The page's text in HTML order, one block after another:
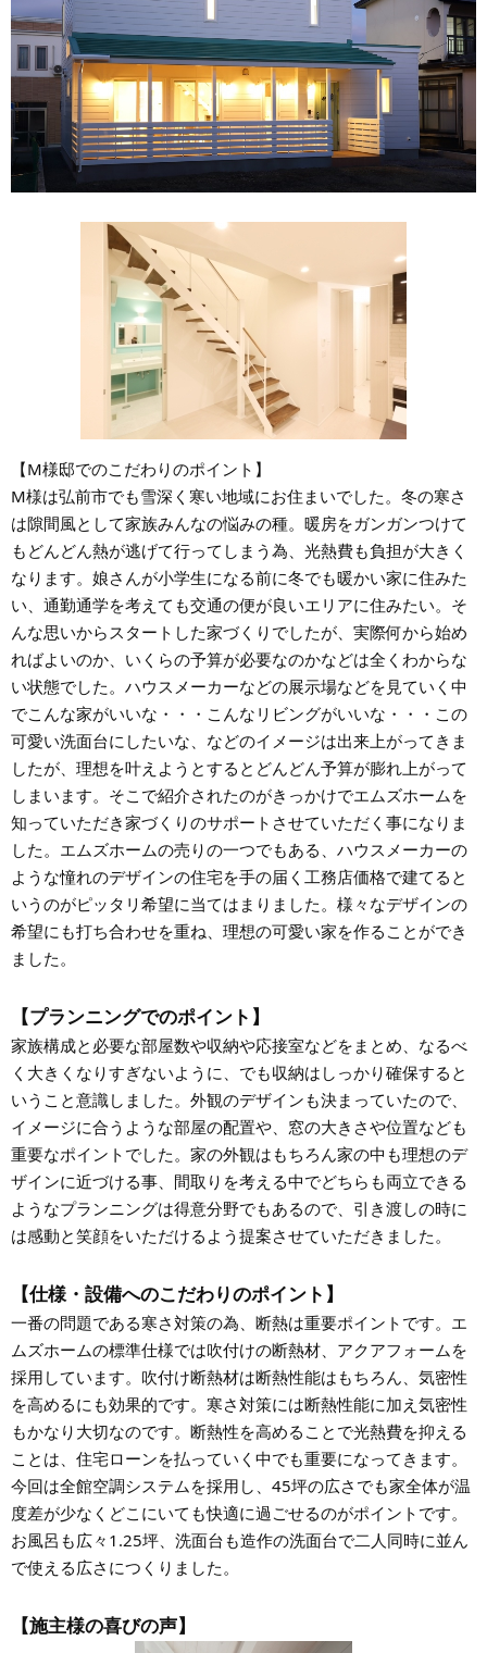
【M様邸でのこだわりのポイント】
M様は弘前市でも雪深く寒い地域にお住まいでした。冬の寒さ
は隙間風として家族みんなの悩みの種。暖房をガンガンつけて
もどんどん熱が逃げて行ってしまう為、光熱費も負担が大きく
なります。娘さんが小学生になる前に冬でも暖かい家に住みた
い、通勤通学を考えても交通の便が良いエリアに住みたい。そ
んな思いからスタートした家づくりでしたが、実際何から始め
ればよいのか、いくらの予算が必要なのかなどは全くわからな
い状態でした。ハウスメーカーなどの展示場などを見ていく中
でこんな家がいいな・・・こんなリビングがいいな・・・この
可愛い洗面台にしたいな、などのイメージは出来上がってきま
したが、理想を叶えようとするとどんどん予算が膨れ上がって
しまいます。そこで紹介されたのがきっかけでエムズホームを
知っていただき家づくりのサポートさせていただく事になりま
した。エムズホームの売りの一つでもある、ハウスメーカーの
ような憧れのデザインの住宅を手の届く工務店価格で建てると
いうのがピッタリ希望に当てはまりました。様々なデザインの
希望にも打ち合わせを重ね、理想の可愛い家を作ることができ
ました。
【プランニングでのポイント】
家族構成と必要な部屋数や収納や応接室などをまとめ、なるべ
く大きくなりすぎないように、でも収納はしっかり確保すると
いうこと意識しました。外観のデザインも決まっていたので、
イメージに合うような部屋の配置や、窓の大きさや位置なども
重要なポイントでした。家の外観はもちろん家の中も理想のデ
ザインに近づける事、間取りを考える中でどちらも両立できる
ようなプランニングは得意分野でもあるので、引き渡しの時に
は感動と笑顔をいただけるよう提案させていただきました。
【仕様・設備へのこだわりのポイント】
一番の問題である寒さ対策の為、断熱は重要ポイントです。エ
ムズホームの標準仕様では吹付けの断熱材、アクアフォームを
採用しています。吹付け断熱材は断熱性能はもちろん、気密性
を高めるにも効果的です。寒さ対策には断熱性能に加え気密性
もかなり大切なのです。断熱性を高めることで光熱費を抑える
ことは、住宅ローンを払っていく中でも重要になってきます。
今回は全館空調システムを採用し、45坪の広さでも家全体が温
度差が少なくどこにいても快適に過ごせるのがポイントです。
お風呂も広々1.25坪、洗面台も造作の洗面台で二人同時に並ん
で使える広さにつくりました。
【施主様の喜びの声】